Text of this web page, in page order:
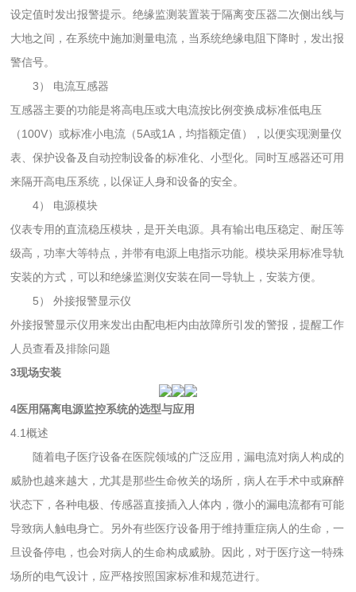
设定值时发出报警提示。绝缘监测装置装于隔离变压器二次侧出线与
大地之间，在系统中施加测量电流，当系统绝缘电阻下降时，发出报
警信号。
3） 电流互感器
互感器主要的功能是将高电压或大电流按比例变换成标准低电压
（100V）或标准小电流（5A或1A，均指额定值），以便实现测量仪
表、保护设备及自动控制设备的标准化、小型化。同时互感器还可用
来隔开高电压系统，以保证人身和设备的安全。
4） 电源模块
仪表专用的直流稳压模块，是开关电源。具有输出电压稳定、耐压等
级高，功率大等特点，并带有电源上电指示功能。模块采用标准导轨
安装的方式，可以和绝缘监测仪安装在同一导轨上，安装方便。
5） 外接报警显示仪
外接报警显示仪用来发出由配电柜内由故障所引发的警报，提醒工作
人员查看及排除问题
3现场安装
4医用隔离电源监控系统的选型与应用
4.1概述
随着电子医疗设备在医院领域的广泛应用，漏电流对病人构成的
威胁也越来越大，尤其是那些生命攸关的场所，病人在手术中或麻醉
状态下，各种电极、传感器直接插入人体内，微小的漏电流都有可能
导致病人触电身亡。另外有些医疗设备用于维持重症病人的生命，一
旦设备停电，也会对病人的生命构成威胁。因此，对于医疗这一特殊
场所的电气设计，应严格按照国家标准和规范进行。